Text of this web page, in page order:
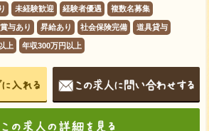
未経験歓迎 経験者優遇 複数名募集
賞与あり 昇給あり 社会保険完備 道具貸与
上 年収300万円以上